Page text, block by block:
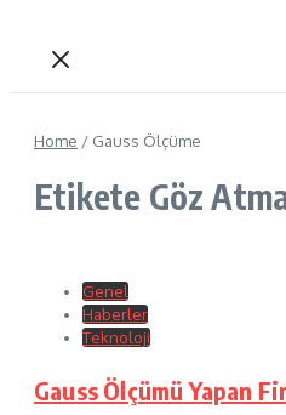
Home / Gauss Ölçüme
Etikete Göz
Genel
Haberler
Teknoloji
Gauss Ölçümü Yapan